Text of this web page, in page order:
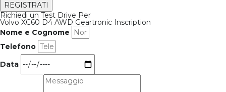
REGISTRATI
Richiedi un Test Drive Per
Volvo XC60 D4 AWD Geartronic Inscription
Nome e Cognome
Telefono
Data